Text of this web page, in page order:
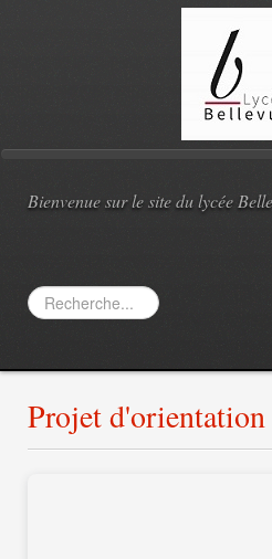
Bienvenue sur le site du lycée
Rechercher
Projet d'orientation